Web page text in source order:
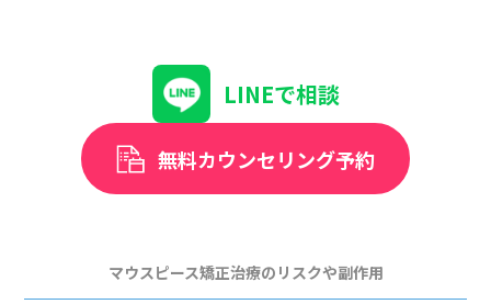
LINEで相談
無料カウンセリング予約
マウスピース矯正治療のリスクや副作用